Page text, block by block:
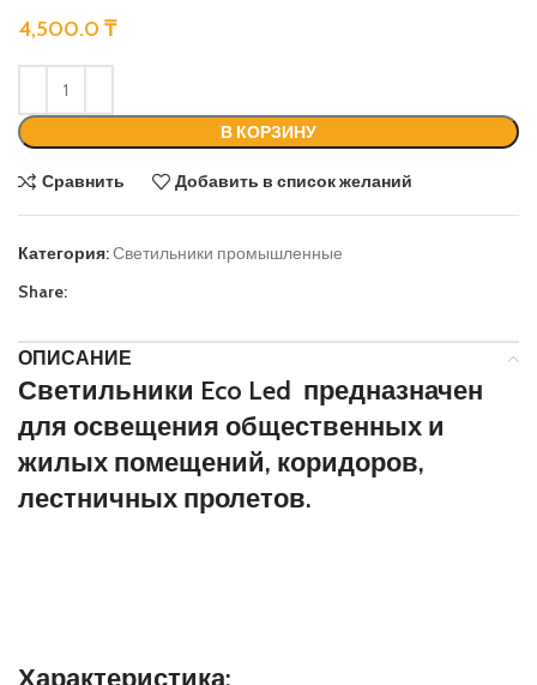
4,500.0 ₸
В КОРЗИНУ
Сравнить Добавить в список желаний
Категория:Светильники промышленные
Share:
ОПИСАНИЕ
Светильники Eco Led предназначен
для освещения общественных и
жилых помещений, коридоров,
лестничных пролетов.
Характеристика: